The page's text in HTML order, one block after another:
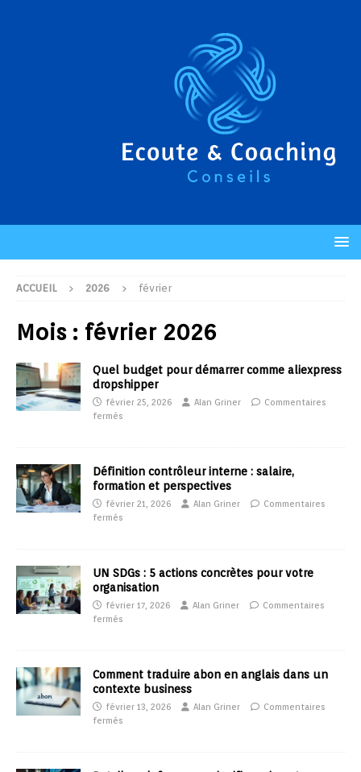
ACCUEIL 2026 février
Mois : février 2026
Quel budget pour démarrer comme aliexpress
dropshipper
février 25, 2026 Alan Griner
Commentaires
fermés
Définition contrôleur interne : salaire,
formation et perspectives
février 21, 2026 Alan Griner
Commentaires
fermés
UN SDGs : 5 actions concrètes pour votre
organisation
février 17, 2026 Alan Griner
Commentaires
fermés
Comment traduire abon en anglais dans un
contexte business
février 13, 2026 Alan Griner
Commentaires
fermés